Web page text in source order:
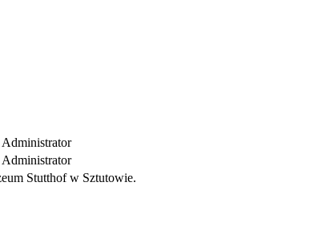
Administrator
Administrator
Stutthof w Sztutowie.